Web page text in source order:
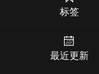
标签
最近更新